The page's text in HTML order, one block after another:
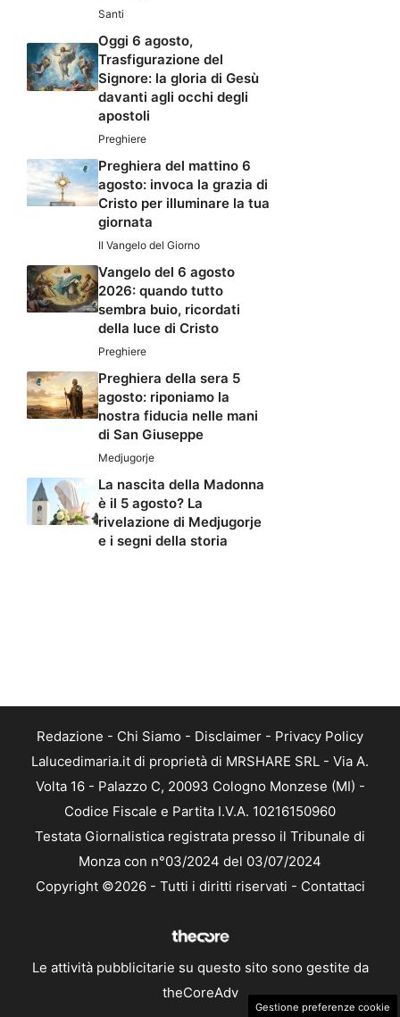
Santi
Oggi 6 agosto,
Trasfigurazione del
Signore: la gloria di Gesù
davanti agli occhi degli
apostoli
Preghiere
Preghiera del mattino 6
agosto: invoca la grazia di
Cristo per illuminare la tua
giornata
Il Vangelo del Giorno
Vangelo del 6 agosto
2026: quando tutto
sembra buio, ricordati
della luce di Cristo
Preghiere
Preghiera della sera 5
agosto: riponiamo la
nostra fiducia nelle mani
di San Giuseppe
Medjugorje
La nascita della Madonna
è il 5 agosto? La
rivelazione di Medjugorje
e i segni della storia
Redazione - Chi Siamo - Disclaimer - Privacy Policy
Lalucedimaria.it di proprietà di MRSHARE SRL - Via A.
Volta 16 - Palazzo C, 20093 Cologno Monzese (MI) -
Codice Fiscale e Partita I.V.A. 10216150960
Testata Giornalistica registrata presso il Tribunale di
Monza con n°03/2024 del 03/07/2024
Copyright ©2026 - Tutti i diritti riservati - Contattaci
Le attività pubblicitarie su questo sito sono gestite da
theCoreAdv
Gestione preferenze cookie